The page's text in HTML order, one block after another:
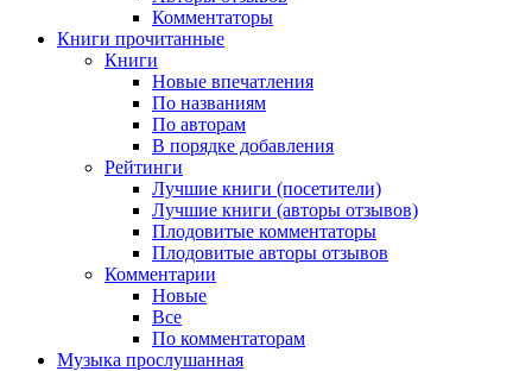
Комментаторы
Книги прочитанные
Книги
Новые впечатления
По названиям
По авторам
В порядке добавления
Рейтинги
Лучшие книги (посетители)
Лучшие книги (авторы отзывов)
Плодовитые комментаторы
Плодовитые авторы отзывов
Комментарии
Новые
Все
По комментаторам
Музыка прослушанная